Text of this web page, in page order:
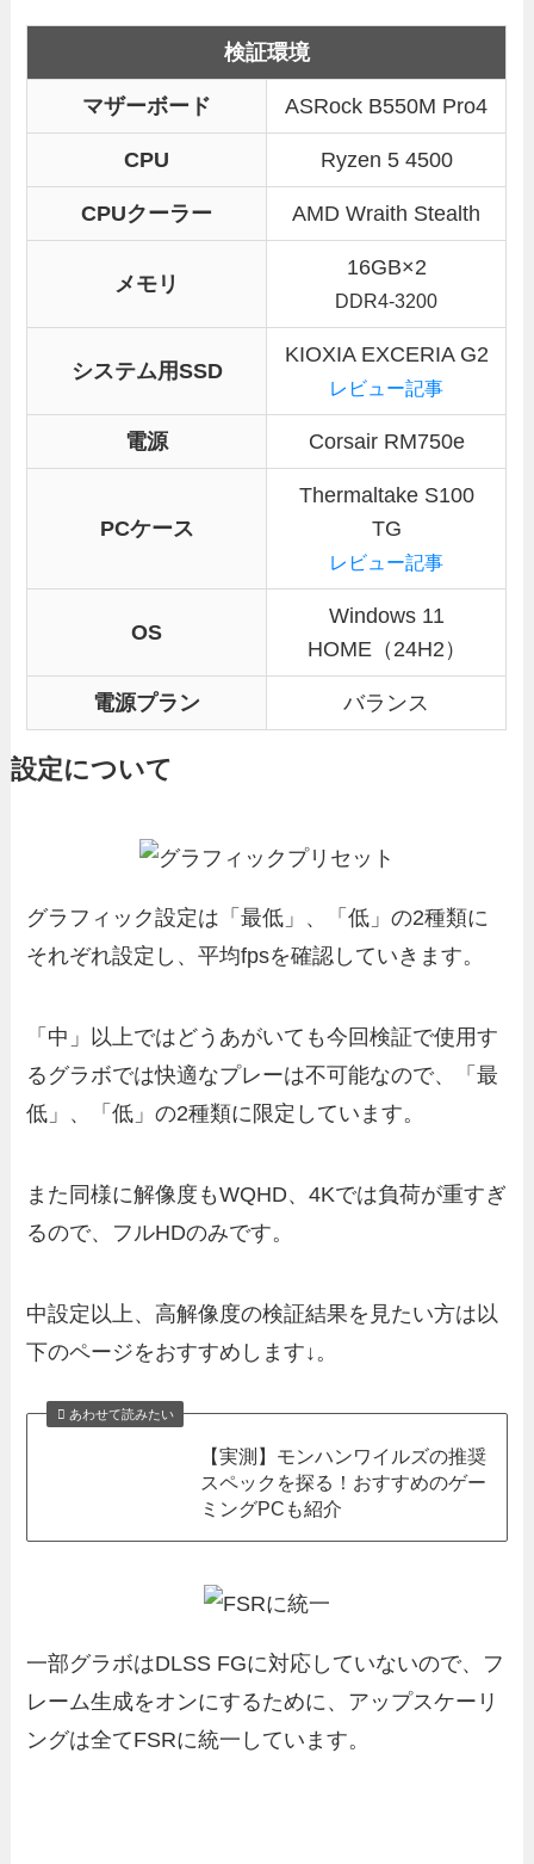
検証環境
マザーボード ASRock B550M Pro4
CPU Ryzen 5 4500
CPUクーラー AMD Wraith Stealth
メモリ
16GB×2
DDR4-3200
システム用SSD
KIOXIA EXCERIA G2
レビュー記事
電源 Corsair RM750e
PCケース
Thermaltake S100
TG
レビュー記事
OS
Windows 11
HOME（24H2）
電源プラン バランス
設定について
グラフィック設定は「最低」、「低」の2種類に
それぞれ設定し、平均fpsを確認していきます。
「中」以上ではどうあがいても今回検証で使用す
るグラボでは快適なプレーは不可能なので、「最
低」、「低」の2種類に限定しています。
また同様に解像度もWQHD、4Kでは負荷が重すぎ
るので、フルHDのみです。
中設定以上、高解像度の検証結果を見たい方は以
下のページをおすすめします↓。
あわせて読みたい
【実測】モンハンワイルズの推奨
スペックを探る！おすすめのゲー
ミングPCも紹介
一部グラボはDLSS FGに対応していないので、フ
レーム生成をオンにするために、アップスケーリ
ングは全てFSRに統一しています。